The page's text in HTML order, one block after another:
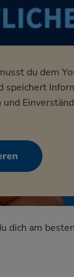
du dem
speichert
dich am